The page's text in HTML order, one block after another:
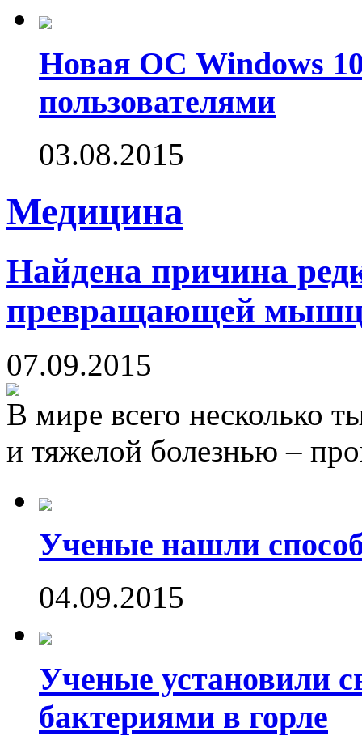
Новая ОС Windows
пользователями
03.08.2015
Медицина
Найдена причина
превращающей
07.09.2015
В мире всего несколько
и тяжелой болезнью –
Ученые нашли
04.09.2015
Ученые установили
бактериями в горле